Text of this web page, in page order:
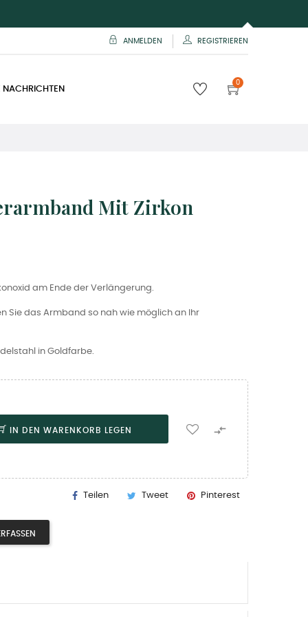
ANMELDEN REGISTRIEREN
NACHRICHTEN
0
Mit Zirkon
am Ende der Verlängerung.
Sie das Armband so nah wie möglich an Ihr
in Goldfarbe.
IN DEN WARENKORB LEGEN 
Teilen Tweet Pinterest